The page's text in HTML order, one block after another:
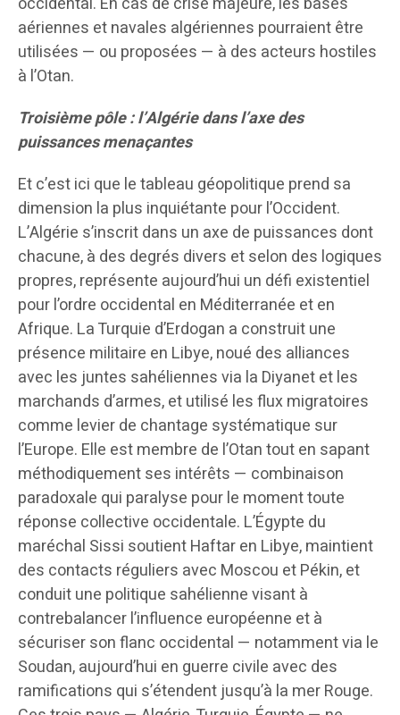
aériennes et navales algériennes pourraient être
utilisées — ou proposées — à des acteurs hostiles
à l’Otan.
Troisième pôle : l’Algérie dans l’axe des
puissances menaçantes
Et c’est ici que le tableau géopolitique prend sa
dimension la plus inquiétante pour l’Occident.
L’Algérie s’inscrit dans un axe de puissances dont
chacune, à des degrés divers et selon des logiques
propres, représente aujourd’hui un défi existentiel
pour l’ordre occidental en Méditerranée et en
Afrique. La Turquie d’Erdogan a construit une
présence militaire en Libye, noué des alliances
avec les juntes sahéliennes via la Diyanet et les
marchands d’armes, et utilisé les flux migratoires
comme levier de chantage systématique sur
l’Europe. Elle est membre de l’Otan tout en sapant
méthodiquement ses intérêts — combinaison
paradoxale qui paralyse pour le moment toute
réponse collective occidentale. L’Égypte du
maréchal Sissi soutient Haftar en Libye, maintient
des contacts réguliers avec Moscou et Pékin, et
conduit une politique sahélienne visant à
contrebalancer l’influence européenne et à
sécuriser son flanc occidental — notamment via le
Soudan, aujourd’hui en guerre civile avec des
ramifications qui s’étendent jusqu’à la mer Rouge.